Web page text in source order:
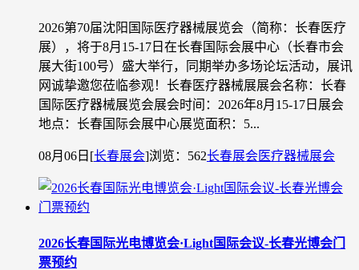
2026第70届沈阳国际医疗器械展览会（简称：长春医疗
展），将于8月15-17日在长春国际会展中心（长春市会
展大街100号）盛大举行，同期举办多场论坛活动，展讯
网诚挚邀您莅临参观！长春医疗器械展展会名称：长春
国际医疗器械展览会展会时间：2026年8月15-17日展会
地点：长春国际会展中心展览面积：5...
08月06日 [长春展会]浏览：562长春展会医疗器械展会
2026长春国际光电博览会·Light国际会议-长春光博会门
票预约